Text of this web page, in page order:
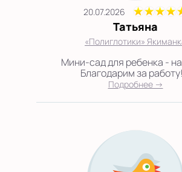
20.07.2026
Татьяна
«Полиглотики»
Мини-сад для ребенка -
Благодарим за
Подробнее →